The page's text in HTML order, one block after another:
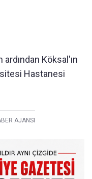
Köksal'ın
Hastanesi
AJANSI